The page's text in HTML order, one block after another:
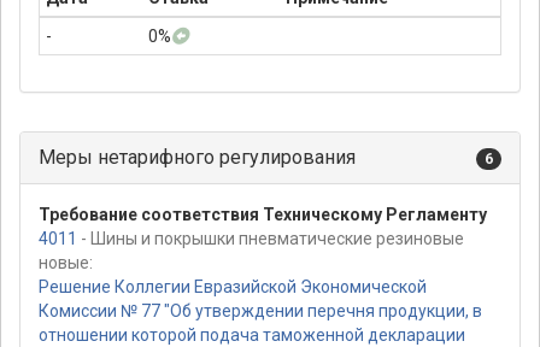
-
0%
Меры нетарифного регулирования 6
Требование соответствия Техническому Регламенту
4011 - Шины и покрышки пневматические резиновые
новые:
Решение Коллегии Евразийской Экономической
Комиссии № 77 "Об утверждении перечня продукции, в
отношении которой подача таможенной декларации